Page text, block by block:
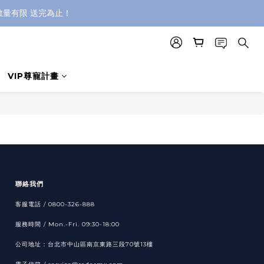
有限 送完為止！
VIP尊寵計畫
聯絡我們
客服電話 / 0800-326-888
服務時間 / Mon.-Fri. 09:30-18:00
公司地址：台北市中山區南京東路三段70號13樓